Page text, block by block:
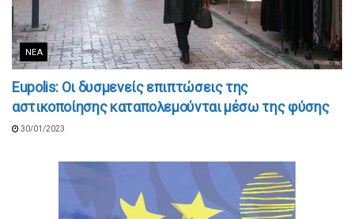
ΝΈΑ
Εupolis: Οι δυσμενείς επιπτώσεις της
αστικοποίησης καταπολεμούνται μέσω της φύσης
30/01/2023